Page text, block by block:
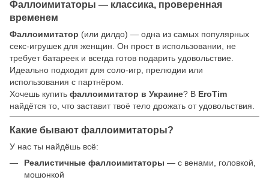
Фаллоимитаторы — классика, проверенная
временем
Фаллоимитатор (или дилдо) — одна из самых популярных
секс-игрушек для женщин. Он прост в использовании, не
требует батареек и всегда готов подарить удовольствие.
Идеально подходит для соло-игр, прелюдии или
использования с партнёром.
Хочешь купить фаллоимитатор в Украине? В EroTim
найдётся то, что заставит твоё тело дрожать от удовольствия.
Какие бывают фаллоимитаторы?
У нас ты найдёшь всё:
Реалистичные фаллоимитаторы — с венами, головкой,
мошонкой